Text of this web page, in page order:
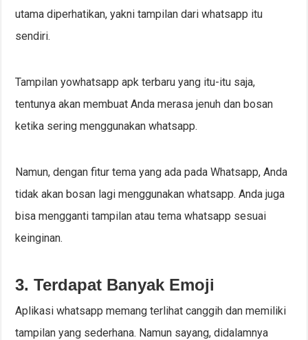
utama diperhatikan, yakni tampilan dari whatsapp itu
sendiri.
Tampilan yowhatsapp apk terbaru yang itu-itu saja,
tentunya akan membuat Anda merasa jenuh dan bosan
ketika sering menggunakan whatsapp.
Namun, dengan fitur tema yang ada pada Whatsapp, Anda
tidak akan bosan lagi menggunakan whatsapp. Anda juga
bisa mengganti tampilan atau tema whatsapp sesuai
keinginan.
3. Terdapat Banyak Emoji
Aplikasi whatsapp memang terlihat canggih dan memiliki
tampilan yang sederhana. Namun sayang, didalamnya